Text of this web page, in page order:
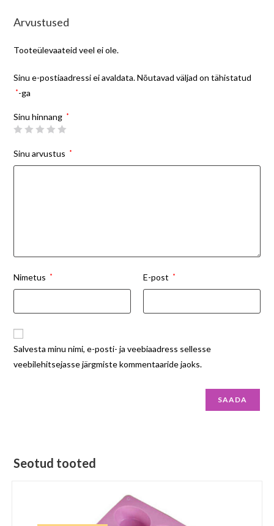
Arvustused
Tooteülevaateid veel ei ole.
Sinu e-postiaadressi ei avaldata. Nõutavad väljad on tähistatud
*-ga
Sinu hinnang *
Sinu arvustus *
Nimetus * E-post *
Salvesta minu nimi, e-posti- ja veebiaadress sellesse
veebilehitsejasse järgmiste kommentaaride jaoks.
Seotud tooted